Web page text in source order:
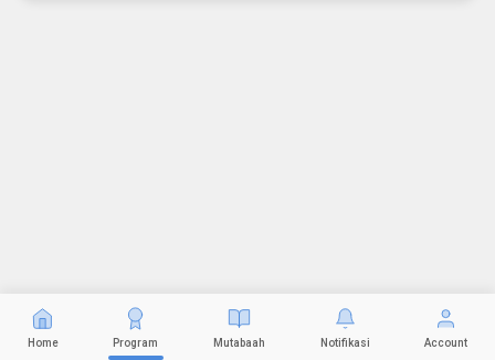
Home Program Mutabaah Notifikasi Account